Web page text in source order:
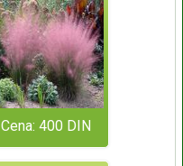
Cena: 400 DIN